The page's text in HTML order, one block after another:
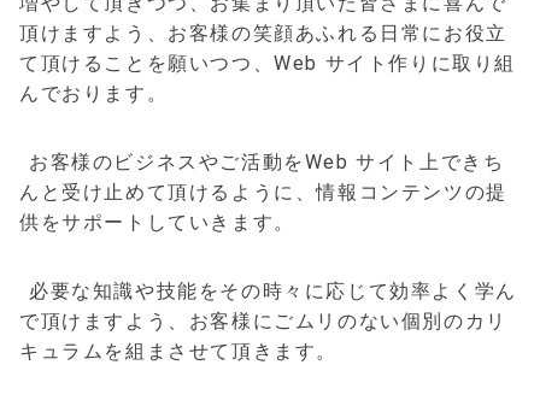
頂けますよう、お客様の笑顔あふれる日常にお役立
て頂けることを願いつつ、Web サイト作りに取り組
んでおります。
お客様のビジネスやご活動をWeb サイト上できち
んと受け止めて頂けるように、情報コンテンツの提
供をサポートしていきます。
必要な知識や技能をその時々に応じて効率よく学ん
で頂けますよう、お客様にごムリのない個別のカリ
キュラムを組まさせて頂きます。